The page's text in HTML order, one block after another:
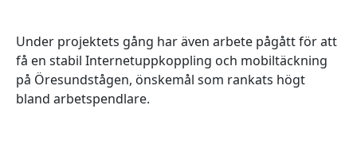
Under projektets gång har även arbete pågått för att
få en stabil Internetuppkoppling och mobiltäckning
på Öresundstågen, önskemål som rankats högt
bland arbetspendlare.